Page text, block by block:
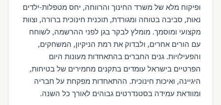
ופיקוח מלא של משרד החינוך והרווחה, יחס מטפלות-ילדים
נאות, סביבה בטוחה ומגורדת, תוכנית חינוכית ברורה, וצוות
מקצועי ומוסמך. מומלץ לבקר בגן לפני ההרשמה, לשוחח
עם הורים אחרים, ולבדוק את רמת הניקיון, המשחקים,
והפעילויות. גנים החברים בהתאחדות מעונות היום
הפרטיים בישראל עומדים בתקנים מחמירים של בטיחות,
היגיינה, ואיכות חינוכית. ההתאחדות מפקחת על חבריה
ומוודאת עמידה בסטנדרטים גבוהים לאורך כל השנה.